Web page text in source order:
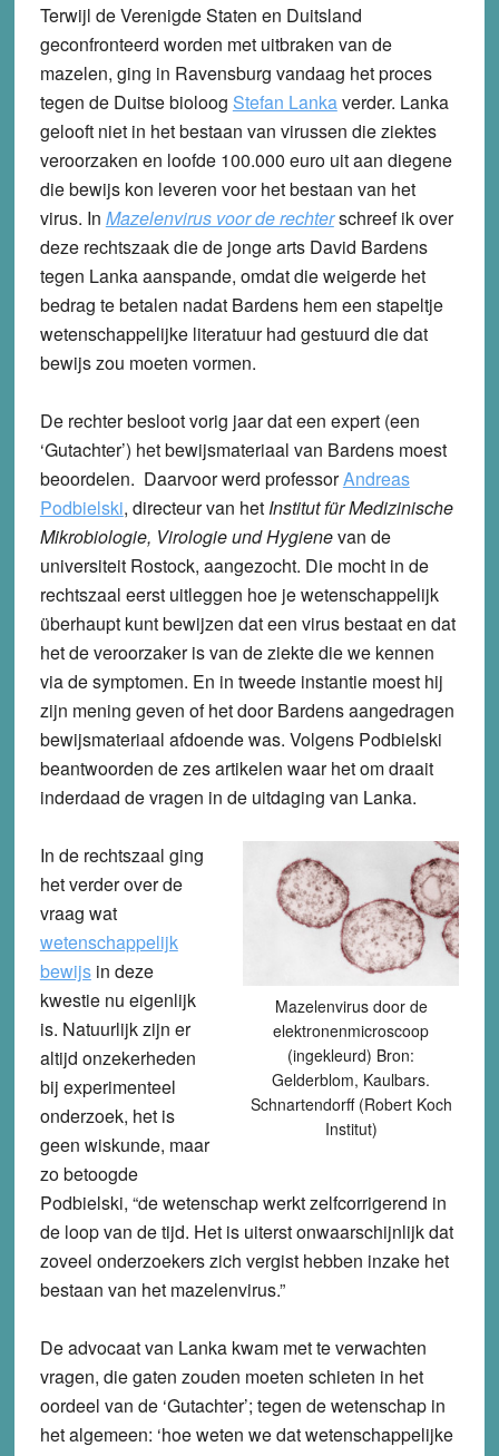
Terwijl de Verenigde Staten en Duitsland
geconfronteerd worden met uitbraken van de
mazelen, ging in Ravensburg vandaag het proces
tegen de Duitse bioloog Stefan Lankaverder. Lanka
gelooft niet in het bestaan van virussen die ziektes
veroorzaken en loofde100.000 euro uit aan diegene
die bewijs kon leveren voor het bestaan van het
virus. In Mazelenvirus voor de rechterschreef ik over
deze rechtszaak die de jonge arts David Bardens
tegen Lanka aanspande, omdat die weigerde het
bedrag te betalen nadat Bardens hem een stapeltje
wetenschappelijke literatuur had gestuurd die dat
bewijs zou moeten vormen.
De rechter besloot vorig jaar dat een expert (een
‘Gutachter’) het bewijsmateriaal van Bardens moest
beoordelen. Daarvoor werd professorAndreas
Podbielski, directeur van het Institut für Medizinische
Mikrobiologie, Virologie und Hygienevan de
universiteit Rostock, aangezocht. Die mocht in de
rechtszaal eerst uitleggen hoe je wetenschappelijk
überhaupt kunt bewijzen dat een virus bestaat en dat
het de veroorzaker is van de ziekte die we kennen
via de symptomen. En in tweede instantie moest hij
zijn mening geven of het door Bardens aangedragen
bewijsmateriaal afdoende was. Volgens Podbielski
beantwoorden de zes artikelen waar het om draait
inderdaad de vragen in de uitdaging van Lanka.
Mazelenvirus door de
elektronenmicroscoop
(ingekleurd) Bron:
Gelderblom, Kaulbars.
Schnartendorff (Robert Koch
Institut)
In de rechtszaal ging
het verder over de
vraag wat
wetenschappelijk
bewijsin deze
kwestie nu eigenlijk
is. Natuurlijk zijn er
altijd onzekerheden
bij experimenteel
onderzoek, het is
geen wiskunde, maar
zo betoogde
Podbielski, “de wetenschap werkt zelfcorrigerend in
de loop van de tijd. Het is uiterst onwaarschijnlijk dat
zoveel onderzoekers zich vergist hebben inzake het
bestaan van het mazelenvirus.”
De advocaat van Lanka kwam met te verwachten
vragen, die gaten zouden moeten schieten in het
oordeel van de ‘Gutachter’; tegen de wetenschap in
het algemeen: ‘hoe weten we dat wetenschappelijke